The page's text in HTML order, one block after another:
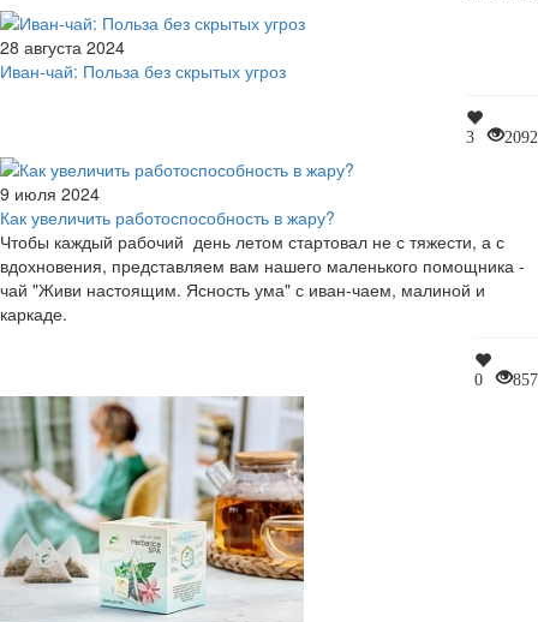
28 августа 2024
Иван-чай: Польза без скрытых угроз
3 2092
9 июля 2024
Как увеличить работоспособность в жару?
Чтобы каждый рабочий день летом стартовал не с тяжести, а с
вдохновения, представляем вам нашего маленького помощника -
чай "Живи настоящим. Ясность ума" с иван-чаем, малиной и
каркаде.
0 857